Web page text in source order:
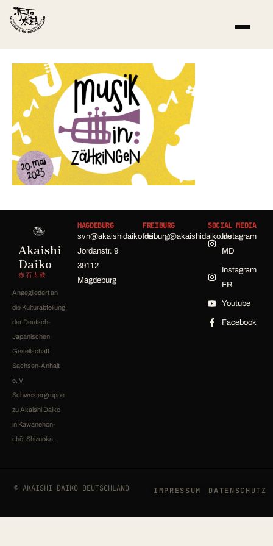
Akaishi
Daiko
赤石太鼓
Angegliedert an
die Kulturabteilung
der Deutsch-
Japanischen
Gesellschaft
Sachsen-Anhalt
e. V.
Schwestergruppe
zu Akaishi Daiko
in Kawanehon-
chō, Shizuoka.
MAGDEBURG
svn@akaishidaiko.de
Jordanstr. 9
39112
Magdeburg
FREIBURG
freiburg@akaishidaiko.de
SOCIAL MEDIA
Instagram
MD
Instagram
FR
Youtube
Facebook
© AKAISHI DAIKO DEUTSCHLAND DATENSCHUTZ
IMPRESSUM